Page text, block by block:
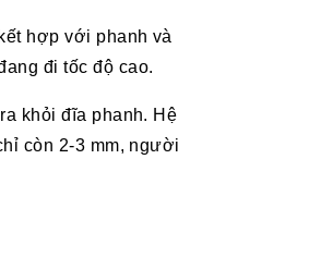
hợp với phanh và
đi tốc độ cao.
khỏi đĩa phanh. Hệ
còn 2-3 mm, người